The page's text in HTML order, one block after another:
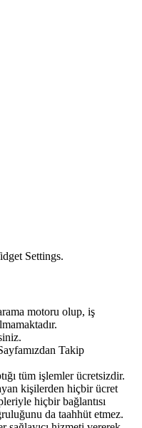
Settings.
motoru olup, iş
Takip
tüm işlemler ücretsizdir.
kişilerden hiçbir ücret
hiçbir bağlantısı
da taahhüt etmez.